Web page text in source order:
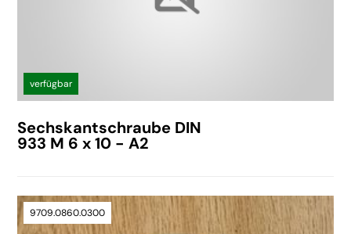
verfügbar
Sechskantschraube DIN
933 M 6 x 10 - A2
9709.0860.0300